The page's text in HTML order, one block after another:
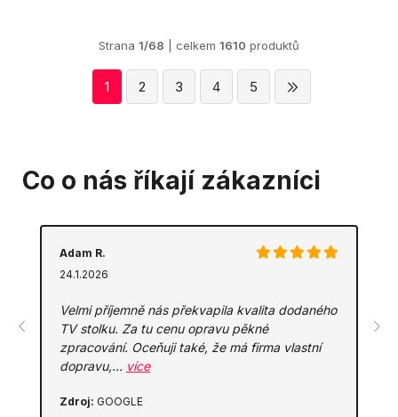
Strana 1/68 | celkem 1610 produktů
1 2 3 4 5
Co o nás říkají zákazníci
Adam R.
24.1.2026
Velmi příjemně nás překvapila kvalita dodaného
TV stolku. Za tu cenu opravu pěkné
zpracování. Oceňuji také, že má firma vlastní
dopravu,… více
Zdroj: GOOGLE